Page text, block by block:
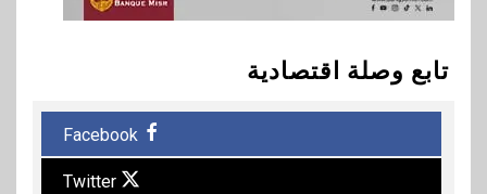
تابع وصلة اقتصادية
Facebook
Twitter